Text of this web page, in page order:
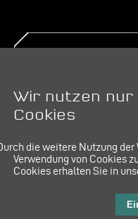
E-Mail:
IMPRESSUM
Wir nutzen
Cookies
die weitere Nutzung
Verwendung von Cookies
Cookies erhalten Sie in